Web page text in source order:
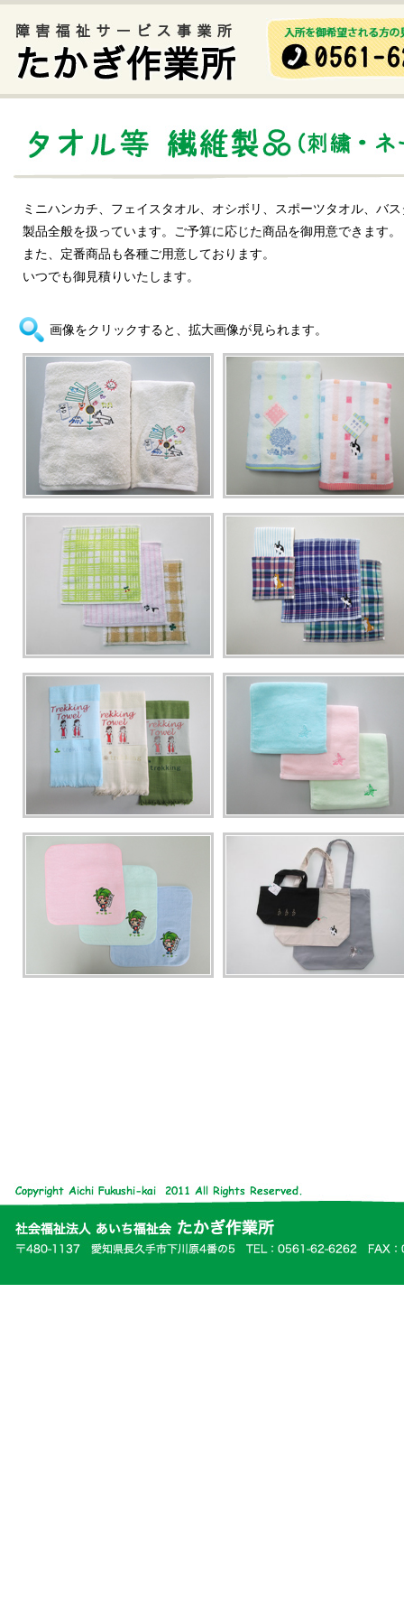
ミニハンカチ、フェイスタオル、オシボリ、スポーツタオル、バ
製品全般を扱っています。ご予算に応じた商品を御用意できます。
また、定番商品も各種ご用意しております。
いつでも御見積りいたします。
画像をクリックすると、拡大画像が見られます。